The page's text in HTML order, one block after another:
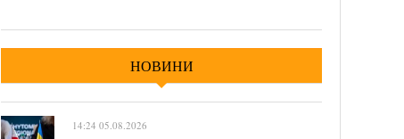
НОВИНИ
14:24 05.08.2026